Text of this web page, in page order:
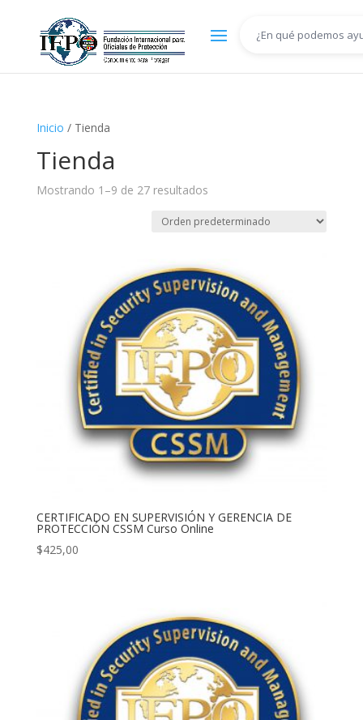
Inicio / Tienda
Tienda
Mostrando 1–9 de 27 resultados
CERTIFICADO EN SUPERVISIÓN Y GERENCIA DE
PROTECCIÓN CSSM Curso Online
$425,00